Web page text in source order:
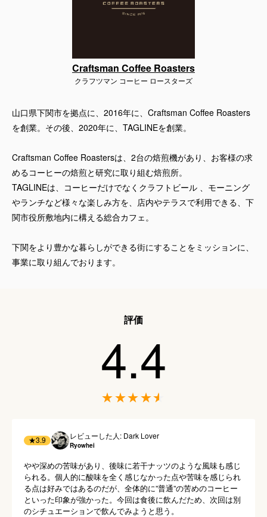
Craftsman Coffee Roasters
クラフツマン コーヒー ロースターズ
山口県下関市を拠点に、2016年に、Craftsman Coffee Roasters
を創業。その後、2020年に、TAGLINEを創業。
Craftsman Coffee Roastersは、2台の焙煎機があり、お客様の求
めるコーヒーの焙煎と研究に取り組む焙煎所。
TAGLINEは、コーヒーだけでなくクラフトビール 、モーニング
やランチなど様々な楽しみ方を、店内やテラスで利用できる、下
関市役所敷地内に構える総合カフェ。
下関をより豊かな暮らしができる街にすることをミッションに、
事業に取り組んでおります。
評価
4.4
★3.9 レビューした人: Dark Lover
Ryowhei
やや深めの苦味があり、後味に若干ナッツのような風味も感じ
られる。個人的に酸味を全く感じなかった点や苦味を感じられ
る点は好みではあるのだが、全体的に”普通”の苦めのコーヒー
といった印象が強かった。今回は食後に飲んだため、次回は別
のシチュエーションで飲んでみようと思う。